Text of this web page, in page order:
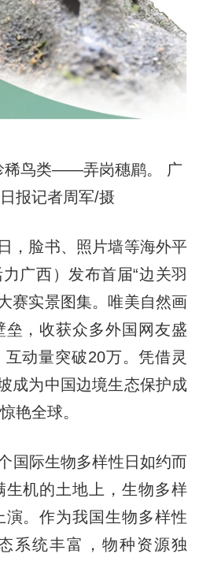
稀鸟类——弄岗穗鹛。 广
报记者周军/摄
脸书、照片墙等海外平
广西）发布首届“边关羽
赛实景图集。唯美自然画
，收获众多外国网友盛
动量突破20万。凭借灵
成为中国边境生态保护成
艳全球。
际生物多样性日如约而
机的土地上，生物多样
。作为我国生物多样性
系统丰富，物种资源独